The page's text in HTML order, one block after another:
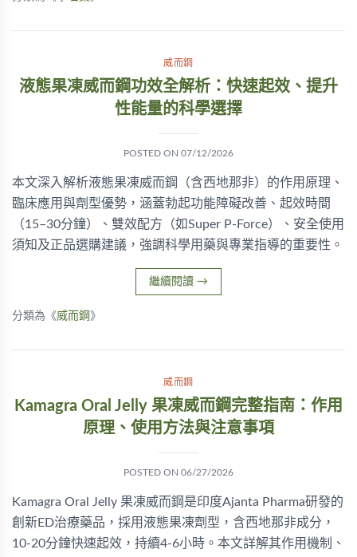
威而鋼
液態果凍威而鋼功效全解析：快速起效、提升
性能量的科學選擇
POSTED ON 07/12/2026
本文深入解析液態果凍威而鋼（含西地那非）的作用原理、
臨床應用與劑型優勢，涵蓋勃起功能障礙改善、起效時間
（15–30分鐘）、雙效配方（如Super P-Force）、安全使用
須知及正品選購建議，強調科學用藥與專業指導的重要性。
繼續閱讀 →
分類為《威而鋼 》
威而鋼
Kamagra Oral Jelly 果凍威而鋼完整指南：作用
原理、使用方法與注意事項
POSTED ON 06/27/2026
Kamagra Oral Jelly 果凍威而鋼是印度Ajanta Pharma研發的
創新ED治療藥品，採用液態果凍劑型，含西地那非成分，
10-20分鐘快速起效，持續4-6小時。本文詳解其作用機制、